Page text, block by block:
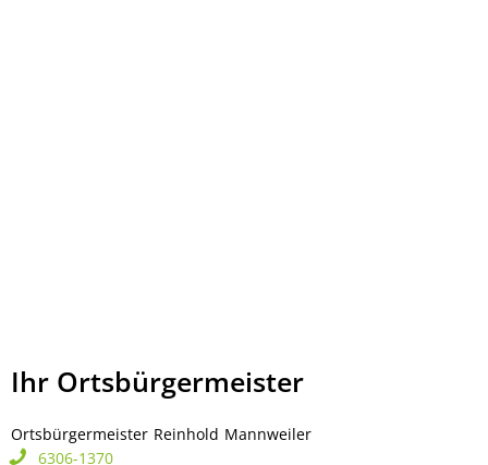
Ihr Ortsbürgermeister
Ortsbürgermeister Reinhold Mannweiler
6306-1370